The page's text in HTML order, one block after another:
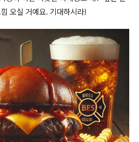
오실 거예요. 기대하시라!